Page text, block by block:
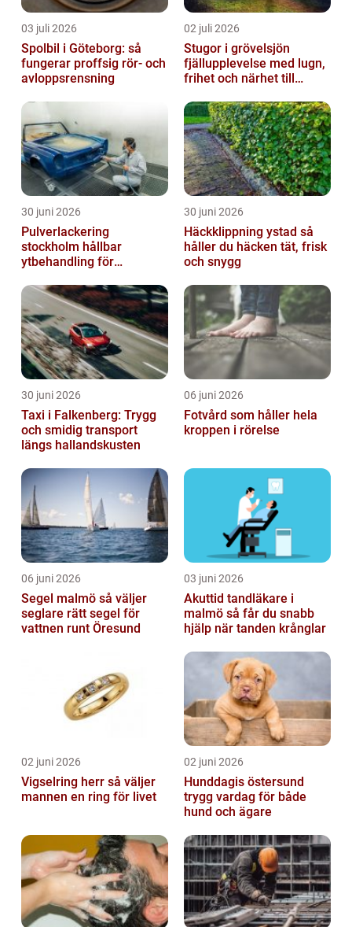
03 juli 2026
Spolbil i Göteborg: så
fungerar proffsig rör- och
avloppsrensning
02 juli 2026
Stugor i grövelsjön
fjällupplevelse med lugn,
frihet och närhet till
30 juni 2026
Pulverlackering
stockholm hållbar
ytbehandling för
30 juni 2026
Häckklippning ystad så
håller du häcken tät, frisk
och snygg
30 juni 2026
Taxi i Falkenberg: Trygg
och smidig transport
längs hallandskusten
06 juni 2026
Fotvård som håller hela
kroppen i rörelse
06 juni 2026
Segel malmö så väljer
seglare rätt segel för
vattnen runt Öresund
03 juni 2026
Akuttid tandläkare i
malmö så får du snabb
hjälp när tanden krånglar
02 juni 2026
Vigselring herr så väljer
mannen en ring för livet
02 juni 2026
Hunddagis östersund
trygg vardag för både
hund och ägare